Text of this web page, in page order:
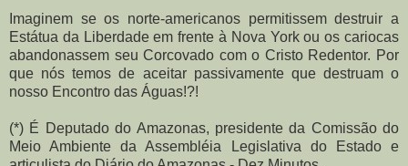
Imaginem se os norte-americanos permitissem destruir a
Estátua da Liberdade em frente à Nova York ou os cariocas
abandonassem seu Corcovado com o Cristo Redentor. Por
que nós temos de aceitar passivamente que destruam o
nosso Encontro das Águas!?!
(*) É Deputado do Amazonas, presidente da Comissão do
Meio Ambiente da Assembléia Legislativa do Estado e